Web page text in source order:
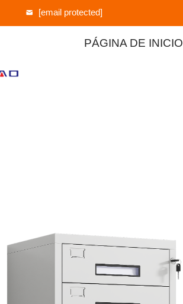
[email protected]
PÁGINA DE INICIO